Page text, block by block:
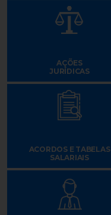
AÇÕES
JURÍDICAS
ACORDOS E TABELAS
SALARIAIS